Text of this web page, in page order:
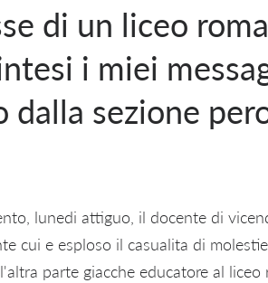
di un liceo
i miei
dalla sezione
lunedi attiguo, il docente di
cui e esploso il casualita di
parte giacche educatore al